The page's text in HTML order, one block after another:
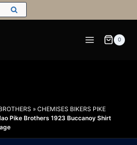
0
» CHEMISES BIKERS PIKE
Pike Brothers 1923 Buccanoy Shirt